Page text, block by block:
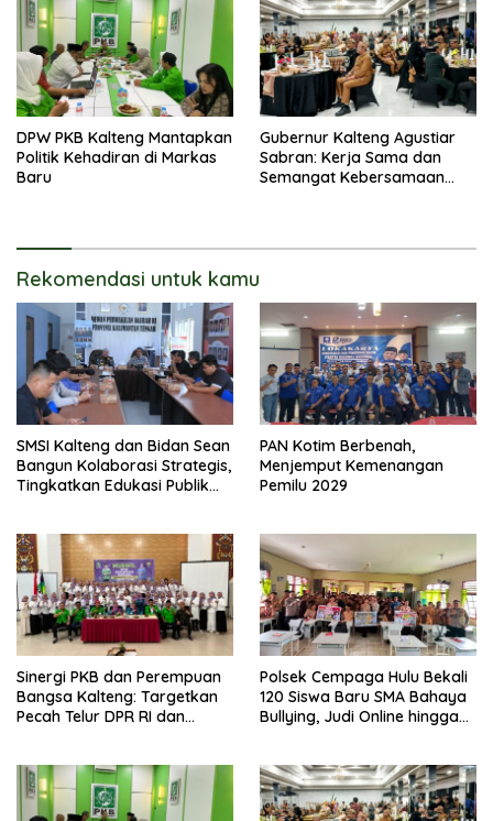
DPW PKB Kalteng Mantapkan
Politik Kehadiran di Markas
Baru
Gubernur Kalteng Agustiar
Sabran: Kerja Sama dan
Semangat Kebersamaan
Rekomendasi untuk kamu
SMSI Kalteng dan Bidan Sean
Bangun Kolaborasi Strategis,
Tingkatkan Edukasi Publik
PAN Kotim Berbenah,
Menjemput Kemenangan
Pemilu 2029
Sinergi PKB dan Perempuan
Bangsa Kalteng: Targetkan
Pecah Telur DPR RI dan
Polsek Cempaga Hulu Bekali
120 Siswa Baru SMA Bahaya
Bullying, Judi Online hingga